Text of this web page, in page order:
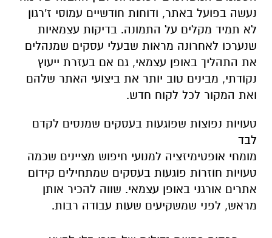
נעשה בפועל באתר, ודוחות חודשיים עמוסי ז'רגון
לא תמיד מקלים על התמונה. בדיקות עצמאיות
שנערכו לאחרונה מראות שבעלי עסקים שמנהלים
את התהליך באופן עצמאי, גם אם בעזרת ייעוץ
נקודתי, מבינים טוב יותר את ביצועי האתר שלהם
ואת המקור לכל לקוח חדש.
טעויות נפוצות שפוגעות בעסקים שמנסים לקדם
לבד
מומחי אופטימיזציה למנועי חיפוש מציינים שכמה
טעויות חוזרות פוגעות בעסקים שמתחילים קידום
אתרים אורגני באופן עצמאי. שווה להכיר אותן
מראש, לפני שמשקיעים שעות עבודה רבות.